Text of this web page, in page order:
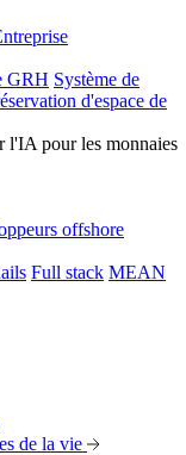
GRH Système de
d'espace de
l'IA pour les monnaies
offshore
Full stack MEAN
de la vie